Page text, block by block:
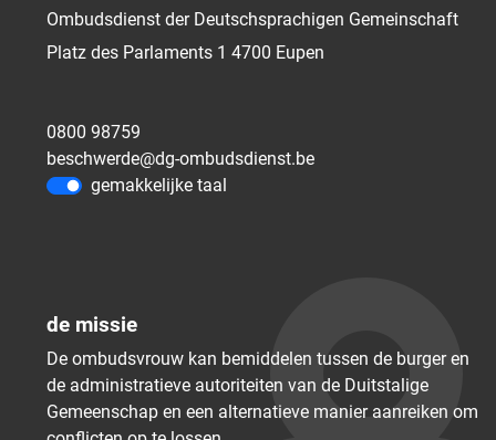
Ombudsdienst der Deutschsprachigen Gemeinschaft
Platz des Parlaments 1 4700 Eupen
0800 98759
beschwerde@dg-ombudsdienst.be
gemakkelijke taal
de missie
De ombudsvrouw kan bemiddelen tussen de burger en
de administratieve autoriteiten van de Duitstalige
Gemeenschap en een alternatieve manier aanreiken om